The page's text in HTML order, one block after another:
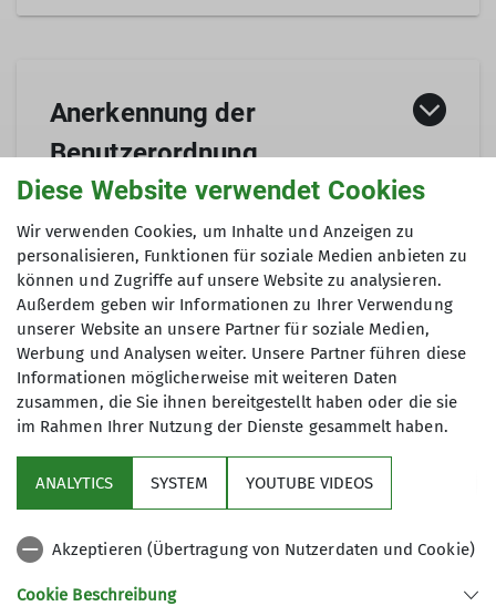
2024 (PDF)!
Download!
Anerkennung der
Benutzerordnung
zur Nutzung des DAV Kletterzentrums
Fulda für Tageskunden
Anerkennung der Benutzerordnung zur
Nutzung des DAV Kletterzentrums Fulda für
Tageskunden (PDF)!
Download!
Einverständniserklärungen
für Minderjährige
Einverständniserklärung für Minderjährige
(PDF)!
Erklärung für Lehrer und
Diese Website verwendet Cookies
Wir verwenden Cookies, um Inhalte und Anzeigen zu
personalisieren, Funktionen für soziale Medien anbieten zu
können und Zugriffe auf unsere Website zu analysieren.
Außerdem geben wir Informationen zu Ihrer Verwendung
unserer Website an unsere Partner für soziale Medien,
Werbung und Analysen weiter. Unsere Partner führen diese
Informationen möglicherweise mit weiteren Daten
zusammen, die Sie ihnen bereitgestellt haben oder die sie
im Rahmen Ihrer Nutzung der Dienste gesammelt haben.
ANALYTICS SYSTEM YOUTUBE VIDEOS
Akzeptieren (Übertragung von Nutzerdaten und Cookie)
Cookie Beschreibung